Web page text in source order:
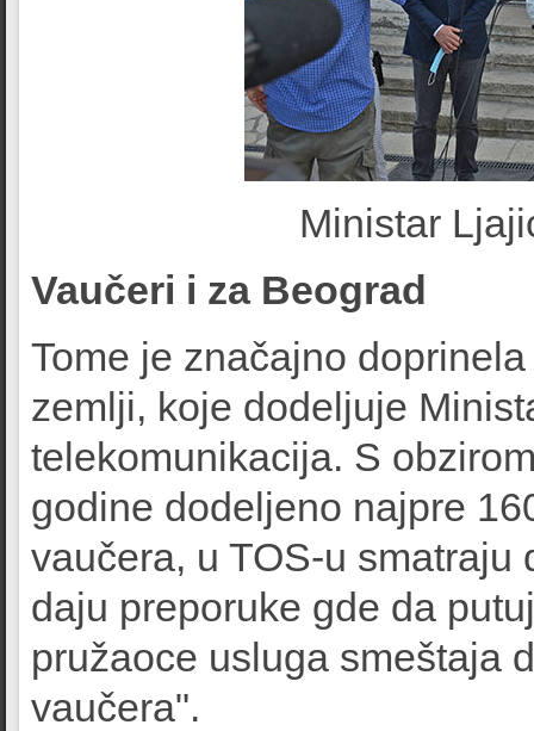
Ministar
Vaučeri i za Beograd
Tome je značajno
zemlji, koje dodeljuje
telekomunikacija. S
godine dodeljeno najpre
vaučera, u TOS-u
daju preporuke gde da
pružaoce usluga smeštaja
vaučera".